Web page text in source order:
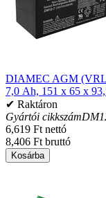
DIAMEC AGM
7,0 Ah, 151 x 65 x
✔ Raktáron
Gyártói cikkszám
6,619 Ft nettó
8,406 Ft bruttó
Kosárba